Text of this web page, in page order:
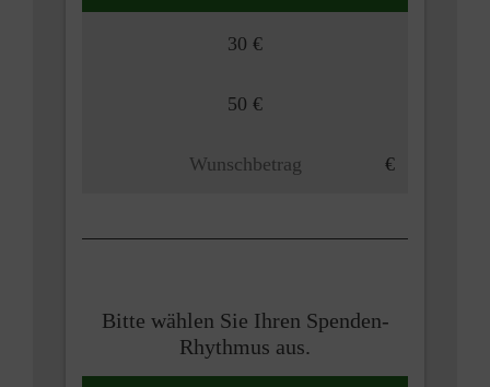
30 €
50 €
Bitte wählen Sie Ihren Spenden-
Rhythmus aus.